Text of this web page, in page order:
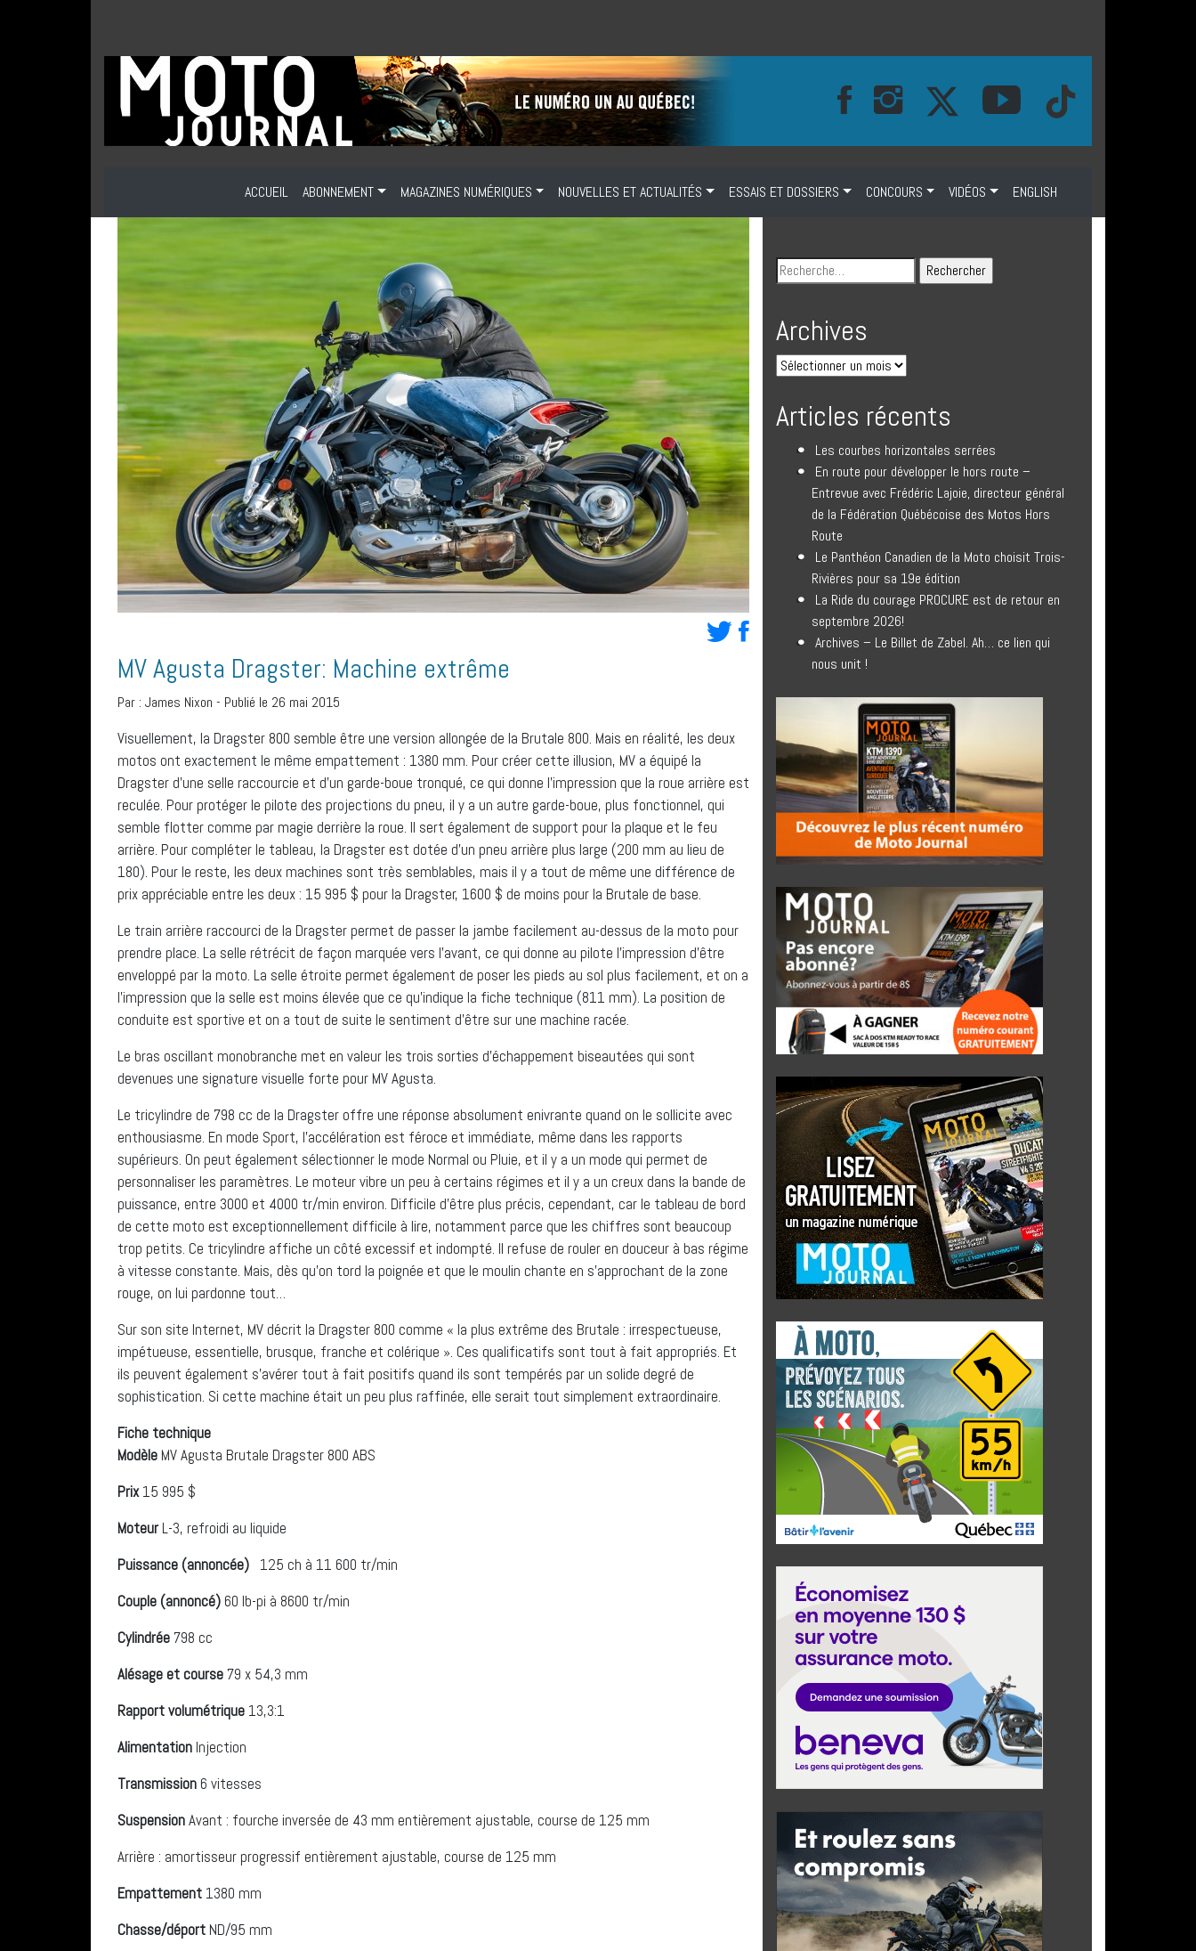
ACCUEIL ABONNEMENT MAGAZINES NUMÉRIQUES NOUVELLES ET ACTUALITÉS ESSAIS ET DOSSIERS CONCOURS VIDÉOS ENGLISH
MV Agusta Dragster: Machine extrême
Par : James Nixon - Publié le 26 mai 2015
Visuellement, la Dragster 800 semble être une version allongée de la Brutale 800. Mais en réalité, les deux
motos ont exactement le même empattement : 1380 mm. Pour créer cette illusion, MV a équipé la
Dragster d’une selle raccourcie et d’un garde-boue tronqué, ce qui donne l’impression que la roue arrière est
reculée. Pour protéger le pilote des projections du pneu, il y a un autre garde-boue, plus fonctionnel, qui
semble flotter comme par magie derrière la roue. Il sert également de support pour la plaque et le feu
arrière. Pour compléter le tableau, la Dragster est dotée d’un pneu arrière plus large (200 mm au lieu de
180). Pour le reste, les deux machines sont très semblables, mais il y a tout de même une différence de
prix appréciable entre les deux : 15 995 $ pour la Dragster, 1600 $ de moins pour la Brutale de base.
Le train arrière raccourci de la Dragster permet de passer la jambe facilement au-dessus de la moto pour
prendre place. La selle rétrécit de façon marquée vers l’avant, ce qui donne au pilote l’impression d’être
enveloppé par la moto. La selle étroite permet également de poser les pieds au sol plus facilement, et on a
l’impression que la selle est moins élevée que ce qu’indique la fiche technique (811 mm). La position de
conduite est sportive et on a tout de suite le sentiment d’être sur une machine racée.
Le bras oscillant monobranche met en valeur les trois sorties d’échappement biseautées qui sont
devenues une signature visuelle forte pour MV Agusta.
Le tricylindre de 798 cc de la Dragster offre une réponse absolument enivrante quand on le sollicite avec
enthousiasme. En mode Sport, l’accélération est féroce et immédiate, même dans les rapports
supérieurs. On peut également sélectionner le mode Normal ou Pluie, et il y a un mode qui permet de
personnaliser les paramètres. Le moteur vibre un peu à certains régimes et il y a un creux dans la bande de
puissance, entre 3000 et 4000 tr/min environ. Difficile d’être plus précis, cependant, car le tableau de bord
de cette moto est exceptionnellement difficile à lire, notamment parce que les chiffres sont beaucoup
trop petits. Ce tricylindre affiche un côté excessif et indompté. Il refuse de rouler en douceur à bas régime
à vitesse constante. Mais, dès qu’on tord la poignée et que le moulin chante en s’approchant de la zone
rouge, on lui pardonne tout…
Sur son site Internet, MV décrit la Dragster 800 comme « la plus extrême des Brutale : irrespectueuse,
impétueuse, essentielle, brusque, franche et colérique ». Ces qualificatifs sont tout à fait appropriés. Et
ils peuvent également s’avérer tout à fait positifs quand ils sont tempérés par un solide degré de
sophistication. Si cette machine était un peu plus raffinée, elle serait tout simplement extraordinaire.
Fiche technique
Modèle MV Agusta Brutale Dragster 800 ABS
Prix15 995 $
MoteurL-3, refroidi au liquide
Puissance (annoncée) 125 ch à 11 600 tr/min
Couple (annoncé) 60 lb-pi à 8600 tr/min
Cylindrée 798 cc
Alésage et course 79 x 54,3 mm
Rapport volumétrique 13,3:1
Alimentation Injection
Transmission 6 vitesses
SuspensionAvant : fourche inversée de 43 mm entièrement ajustable, course de 125 mm
Arrière : amortisseur progressif entièrement ajustable, course de 125 mm
Empattement 1380 mm
Chasse/déport ND/95 mm
Archives
Articles récents
Les courbes horizontales serrées
En route pour développer le hors route –
Entrevue avec Frédéric Lajoie, directeur général
de la Fédération Québécoise des Motos Hors
Route
Le Panthéon Canadien de la Moto choisit Trois-
Rivières pour sa 19e édition
La Ride du courage PROCURE est de retour en
septembre 2026!
Archives – Le Billet de Zabel. Ah… ce lien qui
nous unit !